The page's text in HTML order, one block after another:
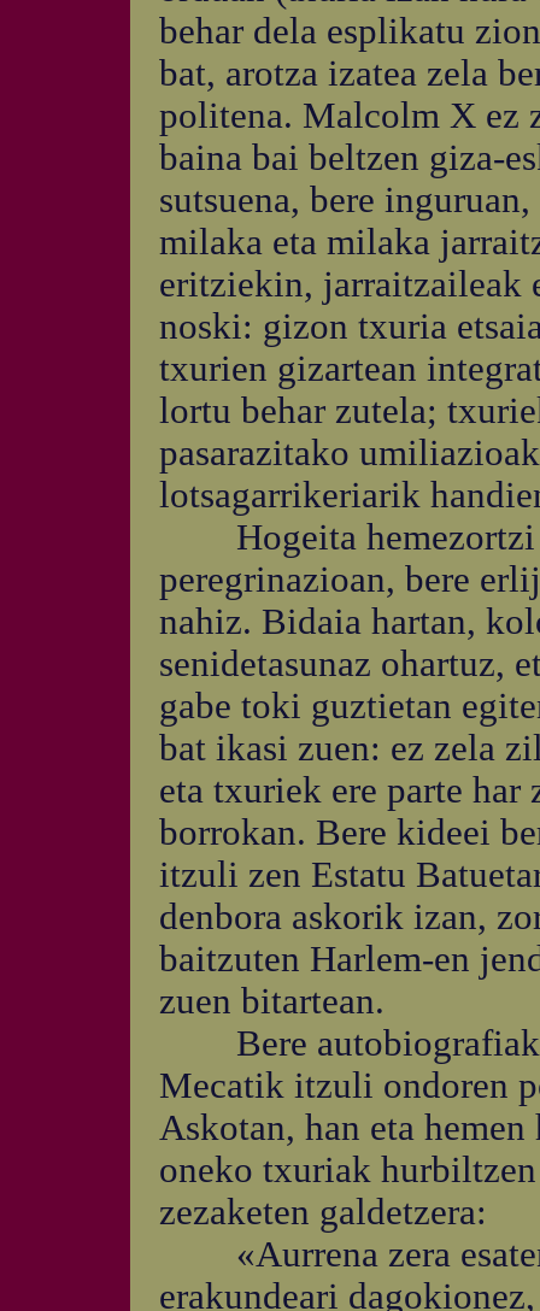
behar dela esplikatu
bat, arotza izatea zela
politena. Malcolm X ez
baina bai beltzen giza-
sutsuena, bere
milaka eta milaka
eritziekin, jarraitzaileak
noski: gizon txuria
txurien gizartean
lortu behar zutela;
pasarazitako
lotsagarrikeriarik
Hogeita hemezortzi
peregrinazioan, bere
nahiz. Bidaia hartan,
senidetasunaz ohartuz,
gabe toki guztietan
bat ikasi zuen: ez zela
eta txuriek ere parte har
borrokan. Bere kideei
itzuli zen Estatu
denbora askorik izan,
baitzuten Harlem-en
zuen bitartean.
Bere autobiografiako
Mecatik itzuli ondoren
Askotan, han eta
oneko txuriak
zezaketen galdetzera:
«Aurrena zera
erakundeari